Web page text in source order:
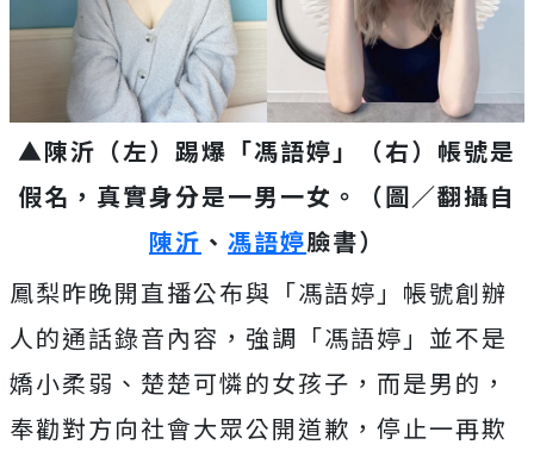
▲陳沂（左）踢爆「馮語婷」（右）帳號是
假名，真實身分是一男一女。（圖／翻攝自
陳沂 、 馮語婷臉書）
鳳梨昨晚開直播公布與「馮語婷」帳號創辦
人的通話錄音內容，強調「馮語婷」並不是
嬌小柔弱、楚楚可憐的女孩子，而是男的，
奉勸對方向社會大眾公開道歉，停止一再欺